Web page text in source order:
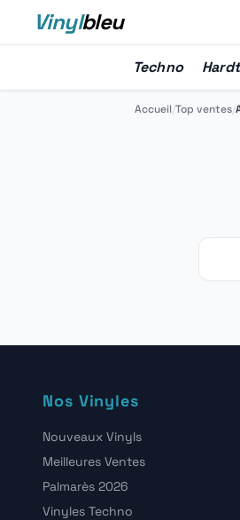
Vinylbleu
Techno
Accueil/Top ventes/
Nos Vinyles
Nouveaux Vinyls
Meilleures Ventes
Palmarès 2026
Vinyles Techno